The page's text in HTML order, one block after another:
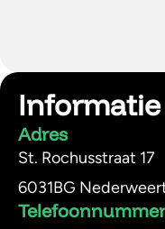
Adres
St. Rochusstraat 17
6031BG
Telefoonnummer